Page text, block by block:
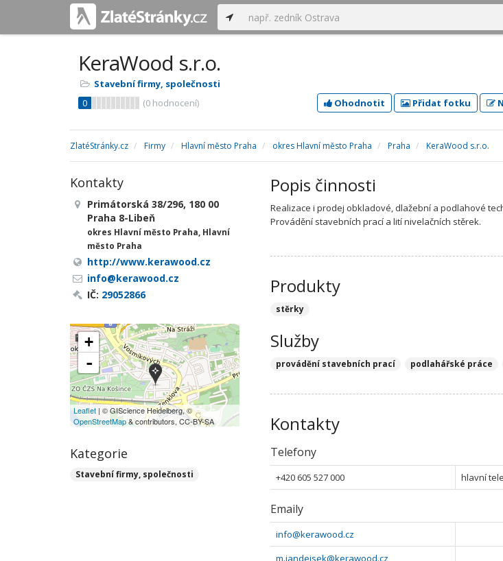
KeraWood s.r.o.
Stavební firmy, společnosti
0
(0 hodnocení) Ohodnotit Přidat fotku
ZlatéStránky.cz Firmy Hlavní město Praha okres Hlavní město Praha Praha KeraWood s.r.o.
Popis činnosti
Realizace i prodej obkladové, dlažební a podlahové
Provádění stavebních prací a lití nivelačních stěrek.
Produkty
stěrky
Služby
provádění stavebních prací podlahářské práce
Kontakty
Telefony
+420 605 527 000 hlavní
Emaily
info@kerawood.cz
m.jandejsek@kerawood.cz
Kontakty
Primátorská 38/296, 180 00
Praha 8-Libeň
okres Hlavní město Praha, Hlavní
město Praha
http://www.kerawood.cz
info@kerawood.cz
IČ: 29052866
+
-
Leaflet | © GIScience Heidelberg, ©
OpenStreetMap& contributors, CC-BY-SA
Kategorie
Stavební firmy, společnosti